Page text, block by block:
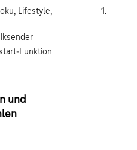
Lifestyle,
Funktion
und